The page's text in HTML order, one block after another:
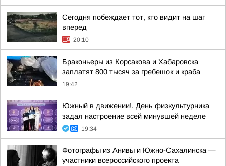
Сегодня побеждает тот, кто видит на шаг
вперед
20:10
Браконьеры из Корсакова и Хабаровска
заплатят 800 тысяч за гребешок и краба
19:42
Южный в движении!. День физкультурника
задал настроение всей минувшей неделе
19:34
Фотографы из Анивы и Южно-Сахалинска —
участники всероссийского проекта